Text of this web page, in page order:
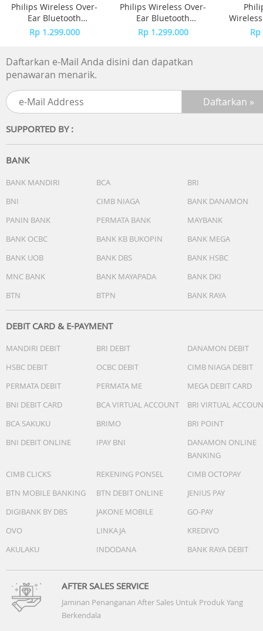
Philips Wireless Over-
Ear Bluetooth
Headphones Adaptive
Noise Canceling
Rp 1.299.000
Philips Wireless Over-
Ear Bluetooth
Headphones Adaptive
Noise Canceling
Rp 1.299.000
Daftarkan e-Mail Anda disini dan dapatkan
penawaran menarik.
SUPPORTED BY :
BANK
BANK MANDIRI BCA
BRI
BNI
CIMB NIAGA
BANK DANAMON
PANIN BANK
PERMATA BANK
MAYBANK
BANK OCBC
BANK KB BUKOPIN
BANK MEGA
BANK UOB
BANK DBS
BANK HSBC
MNC BANK
BANK MAYAPADA
BANK DKI
BTN
BTPN BANK RAYA
DEBIT CARD & E-PAYMENT
MANDIRI DEBIT BRI DEBIT
DANAMON DEBIT
HSBC DEBIT
OCBC DEBIT
CIMB NIAGA DEBIT
PERMATA DEBIT
PERMATA ME
MEGA DEBIT CARD
BNI DEBIT CARD
BCA VIRTUAL ACCOUNT
BRI VIRTUAL
BCA SAKUKU
BRIMO
BRI POINT
BNI DEBIT ONLINE
IPAY BNI
DANAMON ONLINE
BANKING
CIMB CLICKS
REKENING PONSEL
CIMB OCTOPAY
BTN MOBILE BANKING
BTN DEBIT ONLINE
JENIUS PAY
DIGIBANK BY DBS
JAKONE MOBILE
GO-PAY
OVO
LINKAJA
KREDIVO
AKULAKU
INDODANA BANK RAYA DEBIT
AFTER SALES SERVICE
Jaminan Penanganan After Sales Untuk Produk Yang
Berkendala